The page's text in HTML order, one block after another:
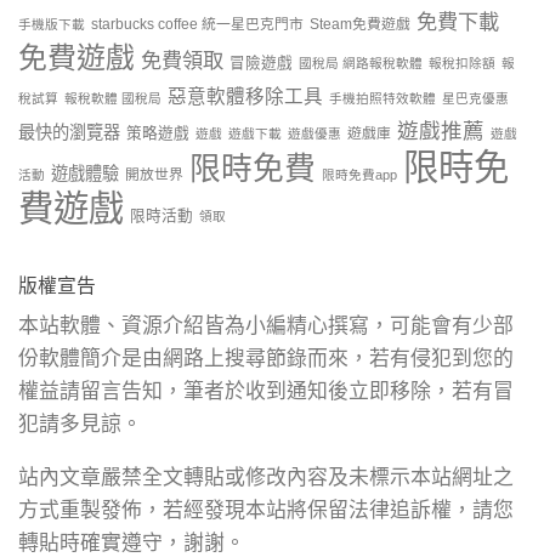
手機版下載 starbucks coffee 統一星巴克門市 Steam免費遊戲 免費下載
免費遊戲 免費領取 冒險遊戲 國稅局 網路報稅軟體 報稅扣除額 報
稅試算 報稅軟體 國稅局 惡意軟體移除工具 手機拍照特效軟體 星巴克優惠
最快的瀏覽器 策略遊戲 遊戲 遊戲下載 遊戲優惠 遊戲庫 遊戲推薦 遊戲
活動 遊戲體驗 開放世界 限時免費 限時免費app
限時免
費遊戲 限時活動 領取
版權宣告
本站軟體、資源介紹皆為小編精心撰寫，可能會有少部
份軟體簡介是由網路上搜尋節錄而來，若有侵犯到您的
權益請留言告知，筆者於收到通知後立即移除，若有冒
犯請多見諒。
站內文章嚴禁全文轉貼或修改內容及未標示本站網址之
方式重製發佈，若經發現本站將保留法律追訴權，請您
轉貼時確實遵守，謝謝。